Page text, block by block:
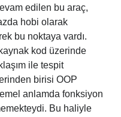
edilen bu araç,
hobi olarak
bu noktaya vardı.
kod üzerinde
ile tespit
birisi OOP
anlamda fonksiyon
Bu haliyle